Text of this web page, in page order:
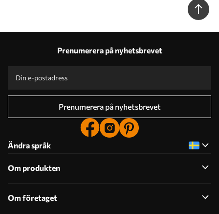
Prenumerera på nyhetsbrevet
Prenumerera på nyhetsbrevet
Ändra språk
Om produkten
Om företaget